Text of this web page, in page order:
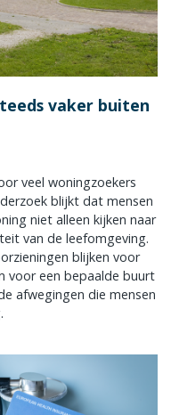
vaker buiten
veel woningzoekers
blijkt dat mensen
niet alleen kijken naar
van de leefomgeving.
blijken voor
voor een bepaalde buurt
afwegingen die mensen